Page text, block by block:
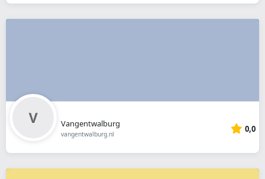
Vangentwalburg
vangentwalburg.nl 0,0